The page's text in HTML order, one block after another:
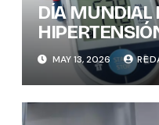
DÍA MUNDIAL
ARTERIAL?
ERRORES
MAY 13, 2026